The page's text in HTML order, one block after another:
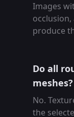
Images
produce
Do all
meshes?
No.
the